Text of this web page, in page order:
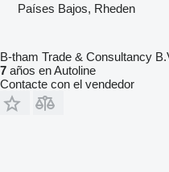
Países Bajos, Rheden
B-tham Trade & Consultancy
7 años en Autoline
Contacte con el vendedor